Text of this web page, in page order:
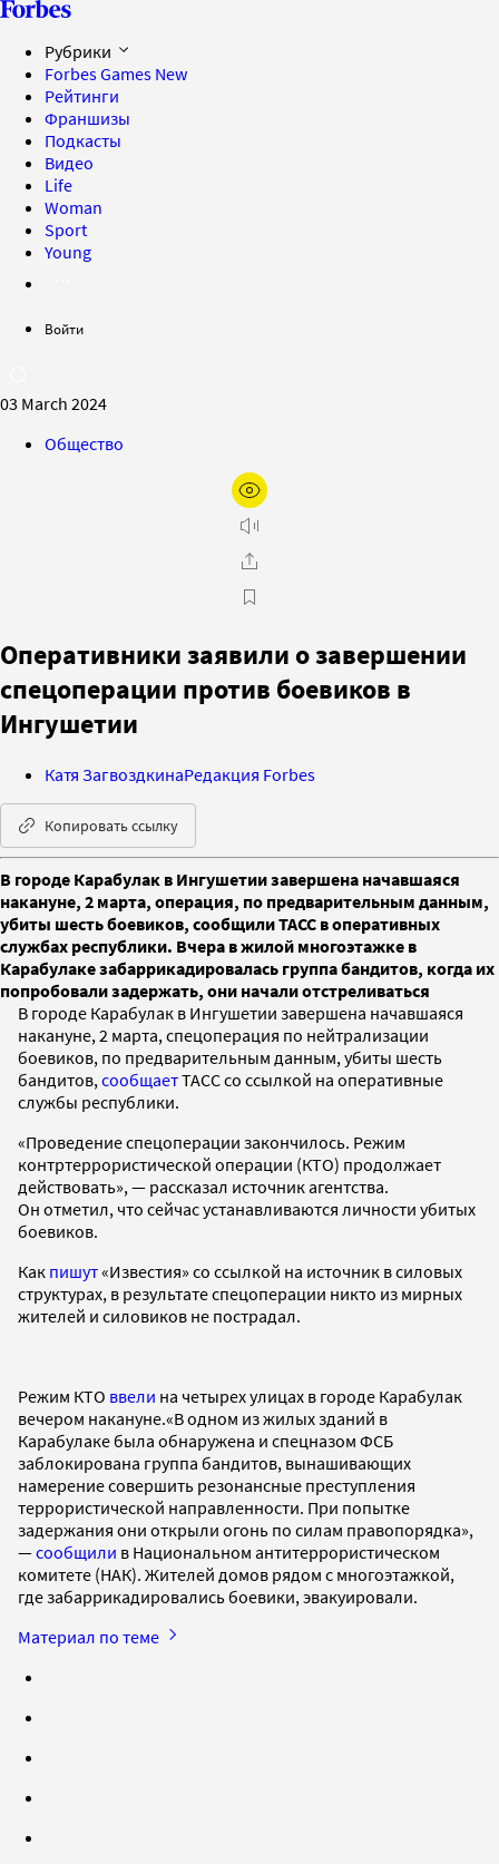
Рубрики
Forbes Games New
Рейтинги
Франшизы
Подкасты
Видео
Life
Woman
Sport
Young
Войти
03 March 2024
Общество
Оперативники заявили о завершении
спецоперации против боевиков в
Ингушетии
Катя ЗагвоздкинаРедакция Forbes
Копировать ссылку
В городе Карабулак в Ингушетии завершена начавшаяся
накануне, 2 марта, операция, по предварительным данным,
убиты шесть боевиков, сообщили ТАСС в оперативных
службах республики. Вчера в жилой многоэтажке в
Карабулаке забаррикадировалась группа бандитов, когда их
попробовали задержать, они начали отстреливаться
В городе Карабулак в Ингушетии завершена начавшаяся
накануне, 2 марта, спецоперация по нейтрализации
боевиков, по предварительным данным, убиты шесть
бандитов, сообщаетТАСС со ссылкой на оперативные
службы республики.
«Проведение спецоперации закончилось. Режим
контртеррористической операции (КТО) продолжает
действовать», — рассказал источник агентства.
Он отметил, что сейчас устанавливаются личности убитых
боевиков.
Как пишут«Известия» со ссылкой на источник в силовых
структурах, в результате спецоперации никто из мирных
жителей и силовиков не пострадал.
Режим КТО ввели на четырех улицах в городе Карабулак
вечером накануне.«В одном из жилых зданий в
Карабулаке была обнаружена и спецназом ФСБ
заблокирована группа бандитов, вынашивающих
намерение совершить резонансные преступления
террористической направленности. При попытке
задержания они открыли огонь по силам правопорядка»,
—сообщили в Национальном антитеррористическом
комитете (НАК). Жителей домов рядом с многоэтажкой,
где забаррикадировались боевики, эвакуировали.
Материал по теме